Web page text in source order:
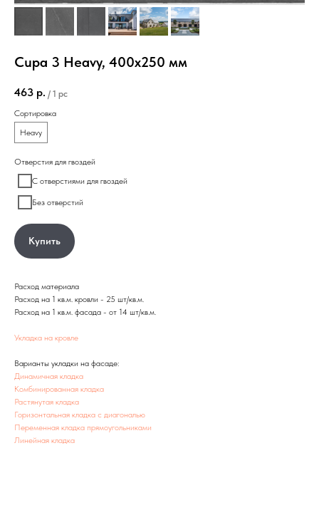
Cupa 3 Heavy, 400х250 мм
463 р. / 1 pc
Сортировка
Heavy
Отверстия для гвоздей
С отверстиями для гвоздей
Без отверстий
Купить
Расход материала
Расход на 1 кв.м. кровли - 25 шт/кв.м.
Расход на 1 кв.м. фасада - от 14 шт/кв.м.
Укладка на кровле
Варианты укладки на фасаде:
Динамичная кладка
Комбинированная кладка
Растянутая кладка
Горизонтальная кладка с диагональю
Переменная кладка прямоугольниками
Линейная кладка